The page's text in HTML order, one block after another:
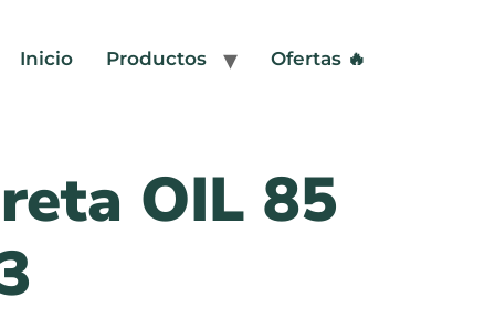
Inicio Productos Ofertas 🔥
OIL 85